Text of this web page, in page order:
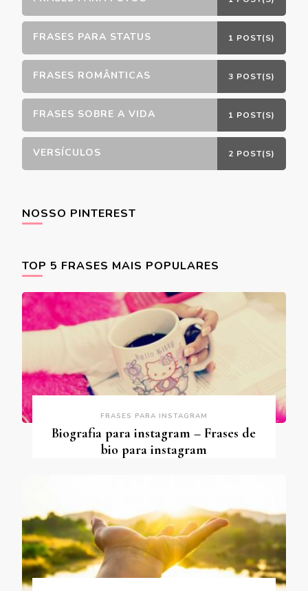
FRASES PARA STATUS 1 POST(S)
FRASES ROMÂNTICAS 3 POST(S)
FRASES SOBRE A VIDA 1 POST(S)
VERSÍCULOS 2 POST(S)
NOSSO PINTEREST
TOP 5 FRASES MAIS POPULARES
FRASES PARA INSTAGRAM
Biografia para instagram – Frases de
bio para instagram